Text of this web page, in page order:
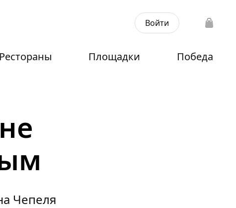
Войти
Рестораны Площадки Победа
Чепеля